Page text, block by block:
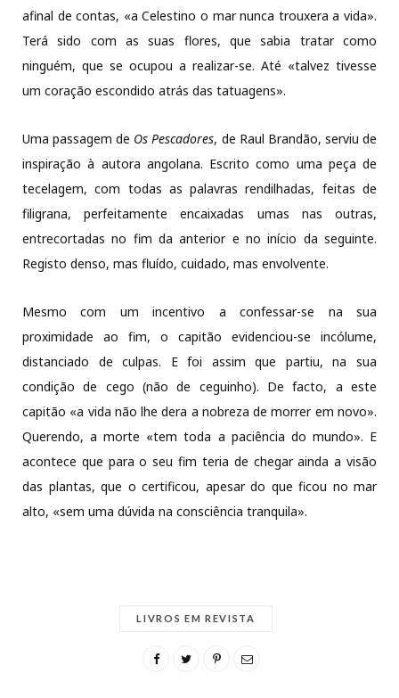
afinal de contas, «a Celestino o mar nunca trouxera a vida».
Terá sido com as suas flores, que sabia tratar como
ninguém, que se ocupou a realizar-se. Até «talvez tivesse
um coração escondido atrás das tatuagens».
Uma passagem de Os Pescadores, de Raul Brandão, serviu de
inspiração à autora angolana. Escrito como uma peça de
tecelagem, com todas as palavras rendilhadas, feitas de
filigrana, perfeitamente encaixadas umas nas outras,
entrecortadas no fim da anterior e no início da seguinte.
Registo denso, mas fluído, cuidado, mas envolvente.
Mesmo com um incentivo a confessar-se na sua
proximidade ao fim, o capitão evidenciou-se incólume,
distanciado de culpas. E foi assim que partiu, na sua
condição de cego (não de ceguinho). De facto, a este
capitão «a vida não lhe dera a nobreza de morrer em novo».
Querendo, a morte «tem toda a paciência do mundo». E
acontece que para o seu fim teria de chegar ainda a visão
das plantas, que o certificou, apesar do que ficou no mar
alto, «sem uma dúvida na consciência tranquila».
LIVROS EM REVISTA